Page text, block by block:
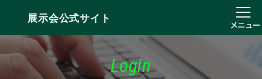
展示会公式サイト
メニュー
Login